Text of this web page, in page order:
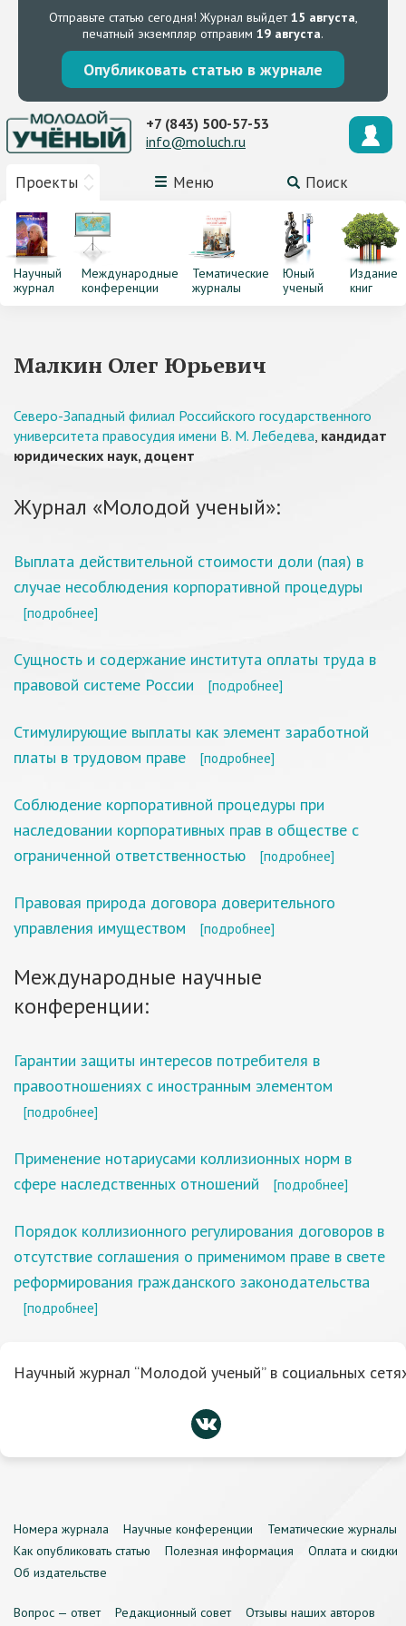
Отправьте статью сегодня! Журнал выйдет15 августа,
печатный экземпляр отправим 19 августа.
Опубликовать статью в журнале
Проекты Меню Поиск
+7 (843) 500-57-53
info@moluch.ru
Научный
журнал
Международные
конференции
Тематические
журналы
Юный
ученый
Издание
книг
Малкин Олег Юрьевич
Северо-Западный филиал Российского государственного
университета правосудия имени В. М. Лебедева, кандидат
юридических наук, доцент
Журнал «Молодой ученый»:
Выплата действительной стоимости доли (пая) в
случае несоблюдения корпоративной процедуры
[подробнее]
Сущность и содержание института оплаты труда в
правовой системе России
[подробнее]
Стимулирующие выплаты как элемент заработной
платы в трудовом праве
[подробнее]
Соблюдение корпоративной процедуры при
наследовании корпоративных прав в обществе с
ограниченной ответственностью
[подробнее]
Правовая природа договора доверительного
управления имуществом
[подробнее]
Международные научные
конференции:
Гарантии защиты интересов потребителя в
правоотношениях с иностранным элементом
[подробнее]
Применение нотариусами коллизионных норм в
сфере наследственных отношений
[подробнее]
Порядок коллизионного регулирования договоров в
отсутствие соглашения о применимом праве в свете
реформирования гражданского законодательства
[подробнее]
Научный журнал “Молодой ученый” в социальных
Номера журнала Научные конференции
Тематические журналы
Как опубликовать статью
Полезная информация
Оплата и скидки
Об издательстве
Вопрос — ответ Редакционный совет Отзывы наших авторов